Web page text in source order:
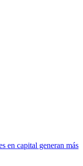
en capital generan más